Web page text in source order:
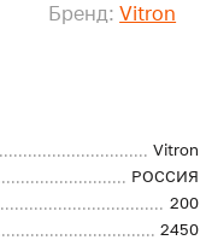
Бренд: Vitron
Vitron
РОССИЯ
200
2450